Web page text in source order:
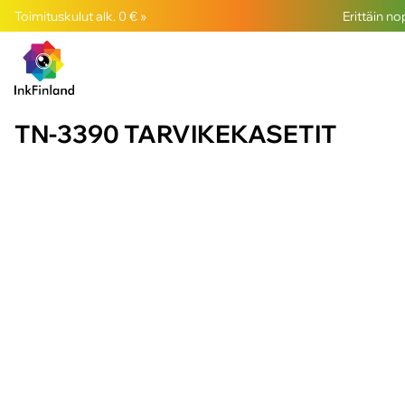
Toimituskulut alk. 0 € » Erittäin
TN-3390 TARVIKEKASETIT